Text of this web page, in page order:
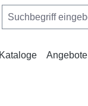
Kataloge Angebote